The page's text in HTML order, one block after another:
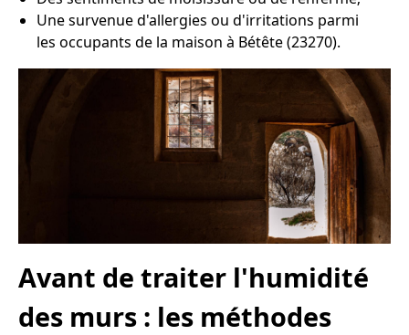
Une survenue d'allergies ou d'irritations parmi
les occupants de la maison à Bétête (23270).
Avant de traiter l'humidité
des murs : les méthodes